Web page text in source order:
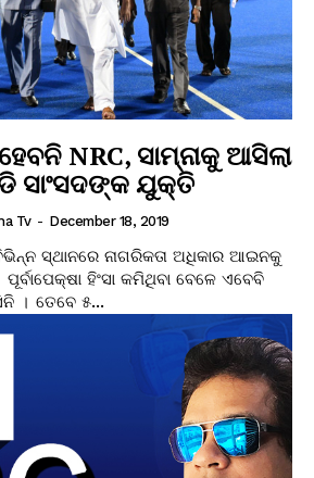
NRC, ସାମ୍ନାକୁ ଆସିଲା
ସାଂସଦଙ୍କ ଯୁକ୍ତି
Tv - December 18, 2019
ସ୍ଥାନରେ ନାଗରିକତା ଅଧିକାର ଆଇନକୁ
ହିଂସା କମିଥିବା ବେଳେ ଏବେବି
। ତେବେ ୫...